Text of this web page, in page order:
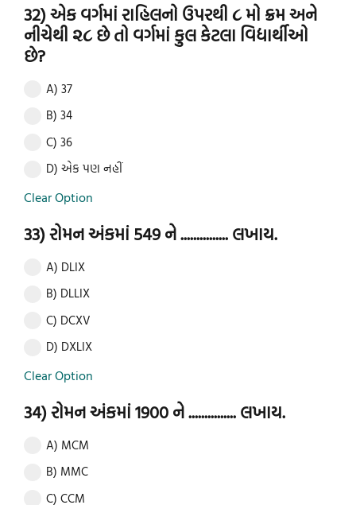
32) એક વર્ગમાં રાહિલનો ઉપરથી ૮ મો ક્રમ અને
નીચેથી ૨૮ છે તો વર્ગમાં કુલ કેટલા વિદ્યાર્થીઓ
છે?
A) 37
B) 34
C) 36
D) એક પણ નહીં
Clear Option
33) રોમન અંકમાં 549 ને ............... લખાય.
A) DLIX
B) DLLIX
C) DCXV
D) DXLIX
Clear Option
34) રોમન અંકમાં 1900 ને ............... લખાય.
A) MCM
B) MMC
C) CCM